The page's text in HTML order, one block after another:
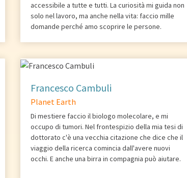
accessibile a tutte e tutti. La curiosità mi guida non
solo nel lavoro, ma anche nella vita: faccio mille
domande perché amo scoprire le persone.
Francesco Cambuli
Planet Earth
Di mestiere faccio il biologo molecolare, e mi
occupo di tumori. Nel frontespizio della mia tesi di
dottorato c'è una vecchia citazione che dice che il
viaggio della ricerca comincia dall'avere nuovi
occhi. E anche una birra in compagnia può aiutare.